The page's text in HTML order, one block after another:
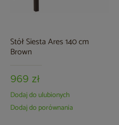
Stół Siesta Ares 140 cm
Brown
969 zł
Dodaj do ulubionych
Dodaj do porównania